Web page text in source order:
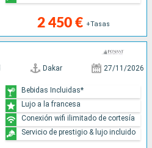
2 450 € +Tasas
Dakar 27/11/2026
Bebidas Incluidas*
Lujo a la francesa
Conexión wifi ilimitado de cortesía
Servicio de prestigio & lujo incluido